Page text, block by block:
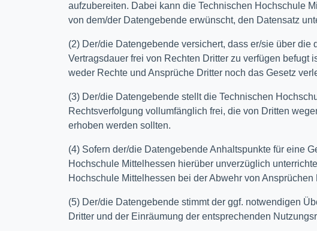
aufzubereiten. Dabei kann die Technischen Hochschule
von dem/der Datengebende erwünscht, den Datensatz
(2) Der/die Datengebende versichert, dass er/sie über
Vertragsdauer frei von Rechten Dritter zu verfügen
weder Rechte und Ansprüche Dritter noch das Gesetz
(3) Der/die Datengebende stellt die Technischen
Rechtsverfolgung vollumfänglich frei, die von Dritten
erhoben werden sollten.
(4) Sofern der/die Datengebende Anhaltspunkte für eine
Hochschule Mittelhessen hierüber unverzüglich
Hochschule Mittelhessen bei der Abwehr von
(5) Der/die Datengebende stimmt der ggf. notwendigen
Dritter und der Einräumung der entsprechenden